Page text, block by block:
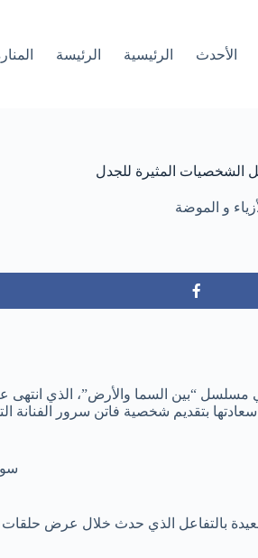
الأحدث الرئيسية الرئیسة
الشخصيات المثيرة للجدل
و الموضة
“بين السما والأرض”، الذي
بتقديم شخصية فاتن سرور الفنانة
بالتفاعل الذي حدث خلال عرض حلقات